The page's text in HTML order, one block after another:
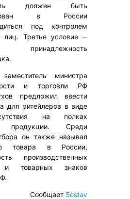
должен быть
в России
под контролем
лиц. Третье условие –
принадлежность
министра
и торговли РФ
предложил ввести
для ритейлеров в виде
на полках
продукции. Среди
он также называл
товара в России,
производственных
и товарных знаков
Сообщает Sostav